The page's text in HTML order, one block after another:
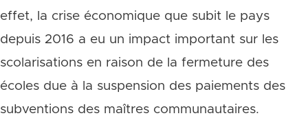
effet, la crise économique que subit le pays
depuis 2016 a eu un impact important sur les
scolarisations en raison de la fermeture des
écoles due à la suspension des paiements des
subventions des maîtres communautaires.